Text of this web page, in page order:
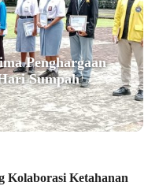
Penghargaan
Sumpah
Kolaborasi Ketahanan